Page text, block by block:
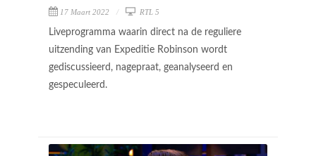
17 Maart 2022 RTL 5
Liveprogramma waarin direct na de reguliere
uitzending van Expeditie Robinson wordt
gediscussieerd, nagepraat, geanalyseerd en
gespeculeerd.